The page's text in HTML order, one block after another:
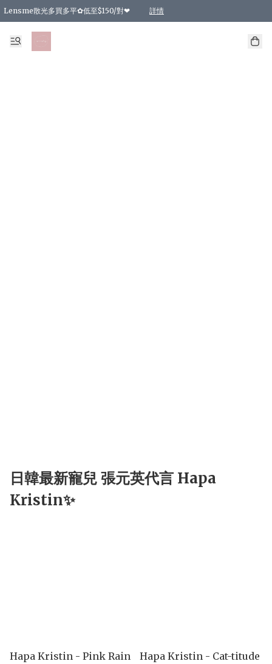
Lensme散光多買多平✿低至$150/對❤ 詳情
台灣Karacon⁩✧日拋 特價清貨❁⃘
日本韓國多款日/月拋現貨☼ 特價❤︎數量有限 售完即止
🇰🇷韓國多款月拋現貨 特價兩對$99✿數量有限 售完即止♫
精選商品，任選買2件或以上9 折；買4件或以上85 折；買6件或以上8 折
精選商品，任選買2件HKD 140.00；買4件HKD 260.00
精選商品，任選買2件HKD 190.00；買4件HKD 360.00
精選商品，任選買2件HKD 110.00；買4件HKD 180.00
精選商品，任選買2件HKD 170.00；買4件HKD 320.00
精選商品，任選買2件或以上減HKD 148.00
精選商品，任選買2件或以上減HKD 148.00
精選商品，任選買2件或以上95 折；買4件或以上9 折；買6件或以上85 折；買8件
精選商品，任選買12件或以上87 折
精選商品，任選買2件或以上減HKD 16.00；買4件或以上減HKD 32.00；買6
精選商品，任選買2件或以上95 折；買4件或以上9 折；買8件或以上85 折；買12
購物滿 HKD 800.00即享免運費優惠！（適用於 特定的送貨方式 )
日韓最新寵兒 張元英代言 Hapa
Kristin✨
Hapa Kristin - Pink Rain
Hapa Kristin - Cat-titude